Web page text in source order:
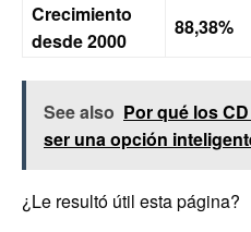
Crecimiento
desde 2000
88,38%
See also Por qué los
ser una opción
¿Le resultó útil esta página?